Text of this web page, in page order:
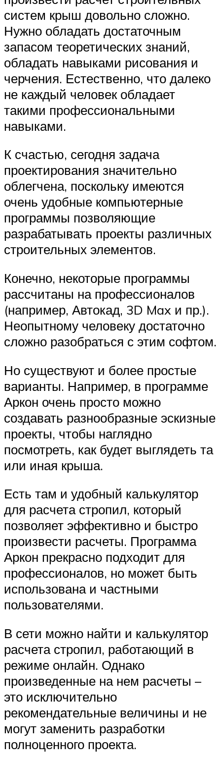
систем крыш довольно сложно.
Нужно обладать достаточным
запасом теоретических знаний,
обладать навыками рисования и
черчения. Естественно, что далеко
не каждый человек обладает
такими профессиональными
навыками.
К счастью, сегодня задача
проектирования значительно
облегчена, поскольку имеются
очень удобные компьютерные
программы позволяющие
разрабатывать проекты различных
строительных элементов.
Конечно, некоторые программы
рассчитаны на профессионалов
(например, Автокад, 3D Max и пр.).
Неопытному человеку достаточно
сложно разобраться с этим софтом.
Но существуют и более простые
варианты. Например, в программе
Аркон очень просто можно
создавать разнообразные эскизные
проекты, чтобы наглядно
посмотреть, как будет выглядеть та
или иная крыша.
Есть там и удобный калькулятор
для расчета стропил, который
позволяет эффективно и быстро
произвести расчеты. Программа
Аркон прекрасно подходит для
профессионалов, но может быть
использована и частными
пользователями.
В сети можно найти и калькулятор
расчета стропил, работающий в
режиме онлайн. Однако
произведенные на нем расчеты –
это исключительно
рекомендательные величины и не
могут заменить разработки
полноценного проекта.